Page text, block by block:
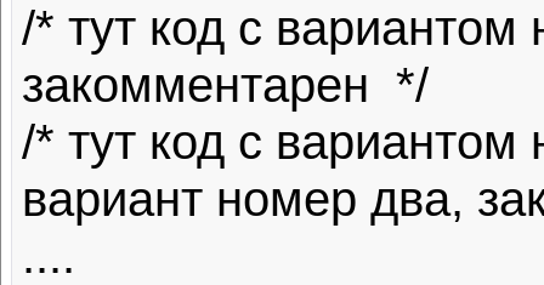
/* тут код с
закомментарен  */
/* тут код с
вариант номер два,
....